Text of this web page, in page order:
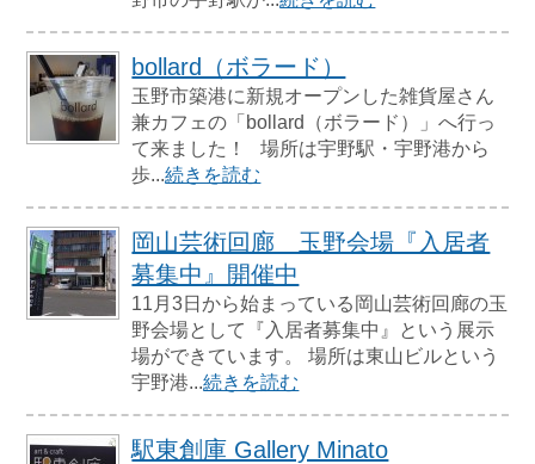
bollard（ボラード）
玉野市築港に新規オープンした雑貨屋さん
兼カフェの「bollard（ボラード）」へ行っ
て来ました！ 場所は宇野駅・宇野港から
歩...続きを読む
岡山芸術回廊 玉野会場『入居者
募集中』開催中
11月3日から始まっている岡山芸術回廊の玉
野会場として『入居者募集中』という展示
場ができています。 場所は東山ビルという
宇野港...続きを読む
駅東創庫 Gallery Minato